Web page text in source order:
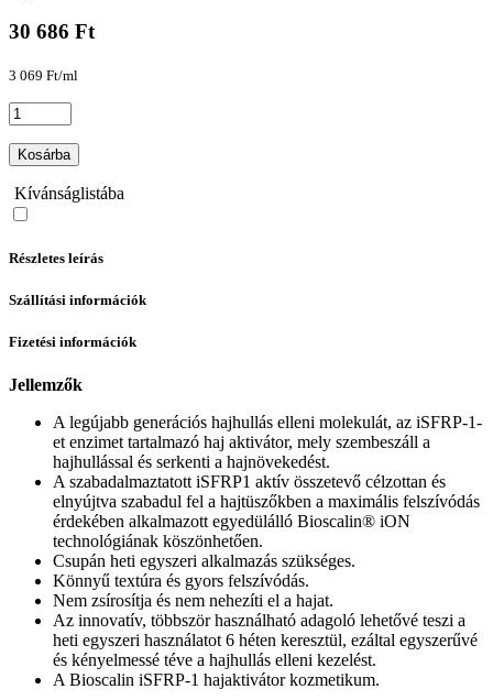
30 686 Ft
3 069 Ft/ml
Kosárba
Kívánságlistába
Részletes leírás
Szállítási információk
Fizetési információk
Jellemzők
A legújabb generációs hajhullás elleni molekulát, az iSFRP-1-
et enzimet tartalmazó haj aktivátor, mely szembeszáll a
hajhullással és serkenti a hajnövekedést.
A szabadalmaztatott iSFRP1 aktív összetevő célzottan és
elnyújtva szabadul fel a hajtüszőkben a maximális felszívódás
érdekében alkalmazott egyedülálló Bioscalin® iON
technológiának köszönhetően.
Csupán heti egyszeri alkalmazás szükséges.
Könnyű textúra és gyors felszívódás.
Nem zsírosítja és nem nehezíti el a hajat.
Az innovatív, többször használható adagoló lehetővé teszi a
heti egyszeri használatot 6 héten keresztül, ezáltal egyszerűvé
és kényelmessé téve a hajhullás elleni kezelést.
A Bioscalin iSFRP-1 hajaktivátor kozmetikum.